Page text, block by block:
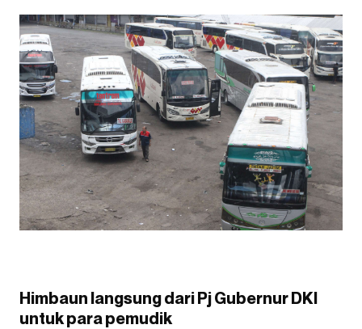
Himbaun langsung dari Pj Gubernur DKI
untuk para pemudik